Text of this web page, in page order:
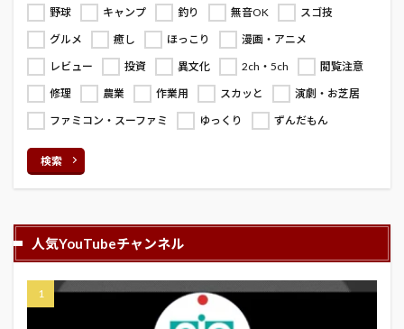
野球
キャンプ 釣り 無音OK
スゴ技
グルメ
癒し ほっこり
漫画・アニメ
レビュー
投資 異文化 2ch・5ch
閲覧注意
修理
農業 作業用 スカッと
演劇・お芝居
ファミコン・スーファミ
ゆっくり ずんだもん
検索
人気YouTubeチャンネル